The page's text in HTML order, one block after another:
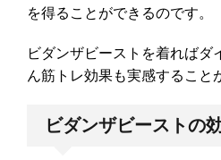
を得ることができるのです。
ビダンザビーストを着ればダ
ん筋トレ効果も実感すること
ビダンザビーストの